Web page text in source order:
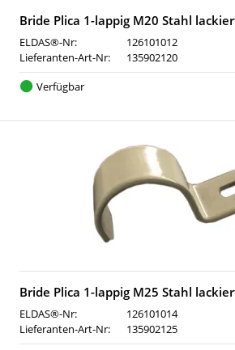
Bride Plica 1-lappig M20 Stahl
ELDAS®-Nr:
126101012
Lieferanten-Art-Nr:
135902120
Verfügbar
Bride Plica 1-lappig M25 Stahl
ELDAS®-Nr:
126101014
Lieferanten-Art-Nr:
135902125